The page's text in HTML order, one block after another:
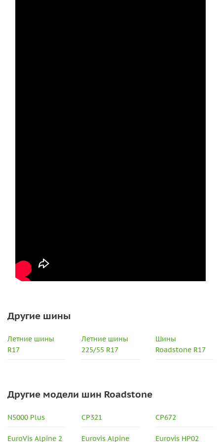
Другие шины
Летние шины
R17
Летние шины
225/55 R17
Шины
Roadstone R17
Другие модели шин Roadstone
N5000 Plus CP321 CP672
EuroVis Alpine 2 Eurovis Alpine Eurovis HP02